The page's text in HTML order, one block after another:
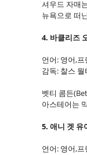
셔우드 자매
뉴욕으로 떠
4. 바클리즈
언어: 영어,
감독: 찰스
벳티 콤든
아스테어는
5. 애니 겟
언어: 영어,